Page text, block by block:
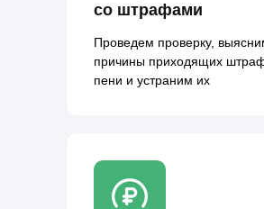
со штрафами
Проведем проверку,
причины приходящих
пени и устраним их